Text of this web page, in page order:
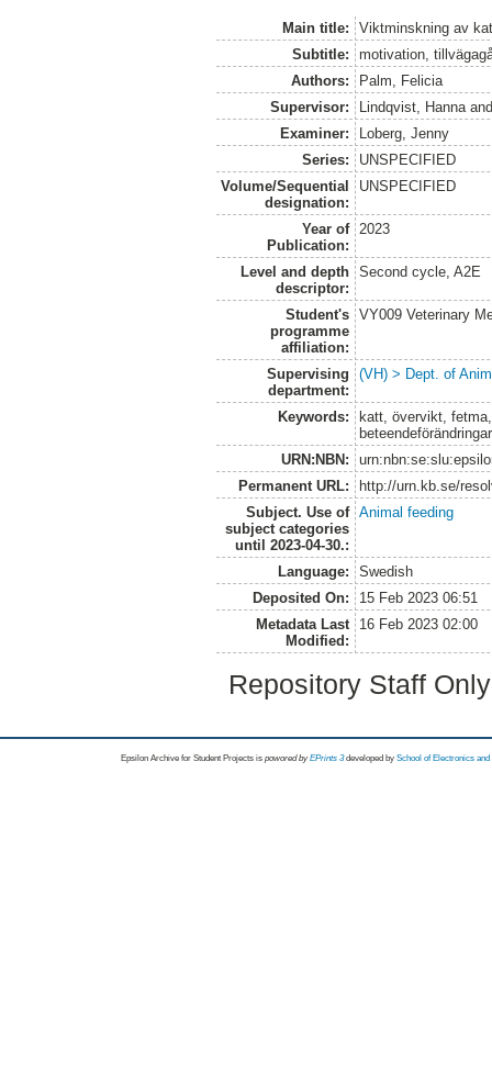
Main title:
Viktminskning av
Subtitle:
motivation,
Authors:
Palm, Felicia
Supervisor:
Lindqvist, Hanna
Examiner:
Loberg, Jenny
Series:
UNSPECIFIED
Volume/Sequential
designation:
UNSPECIFIED
Year of
Publication:
2023
Level and depth
descriptor:
Second cycle, A2E
Student's
programme
affiliation:
VY009 Veterinary
Supervising
department:
(VH) > Dept. of
Keywords:
katt, övervikt,
beteendeförändringar
URN:NBN:
Permanent URL:
http://urn.kb.se/
Subject. Use of
subject categories
until 2023-04-30.:
Animal feeding
Language:
Swedish
Deposited On:
15 Feb 2023 06:51
Metadata Last
Modified:
16 Feb 2023 02:00
Repository Staff
Epsilon Archive for Student Projects is powored byEPrints 3 developed by School of Electronics